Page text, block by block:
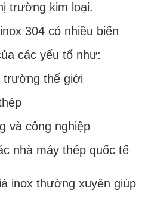
trường kim loại.
304 có nhiều biến
các yếu tố như:
trường thế giới
và công nghiệp
nhà máy thép quốc tế
inox thường xuyên giúp